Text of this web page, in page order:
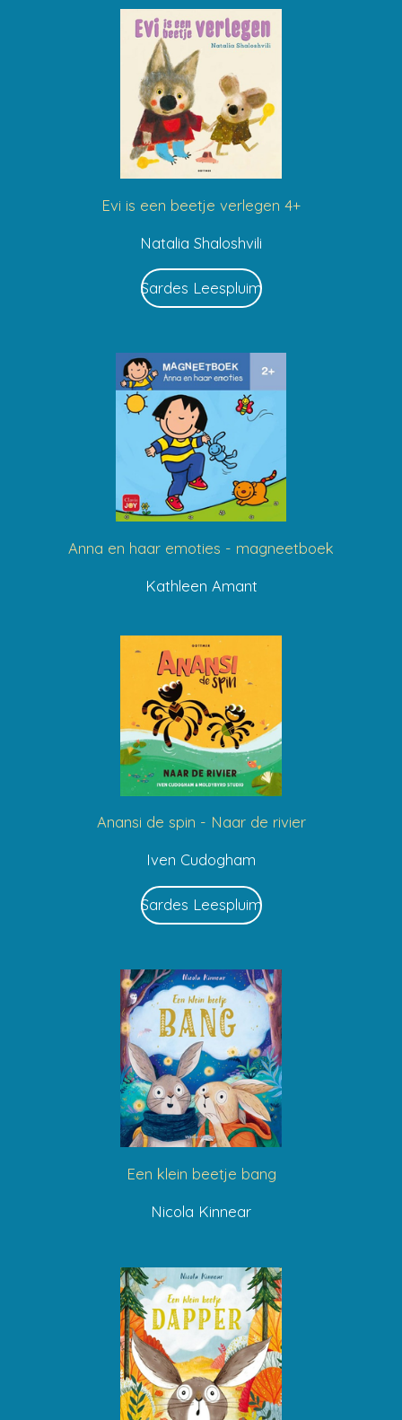
Evi is een beetje verlegen 4+
Natalia Shaloshvili
Sardes Leespluim
Anna en haar emoties - magneetboek
Kathleen Amant
Anansi de spin - Naar de rivier
Iven Cudogham
Sardes Leespluim
Een klein beetje bang
Nicola Kinnear